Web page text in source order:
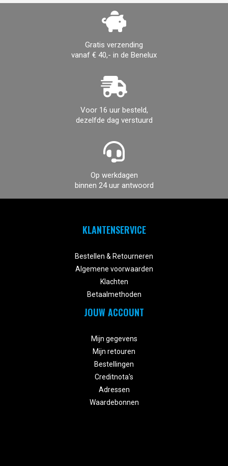
Gratis verzending
vanaf € 40,- in de Benelux
Voor 16 uur besteld,
dezelfde dag verstuurd
Op werkdagen
binnen 24 uur antwoord
KLANTENSERVICE
Bestellen & Retourneren
Algemene voorwaarden
Klachten
Betaalmethoden
JOUW ACCOUNT
Mijn gegevens
Mijn retouren
Bestellingen
Creditnota's
Adressen
Waardebonnen